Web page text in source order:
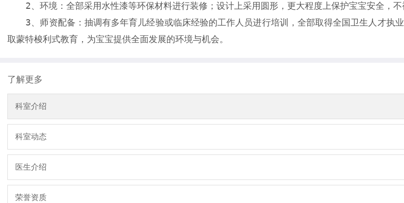
2、环境：全部采用水性漆等环保材料进行装修；设计上采用圆形，更大程度上保护宝宝安全，不
3、师资配备：抽调有多年育儿经验或临床经验的工作人员进行培训，全部取得全国卫生人才执
取蒙特梭利式教育，为宝宝提供全面发展的环境与机会。
了解更多
科室介绍
科室动态
医生介绍
荣誉资质